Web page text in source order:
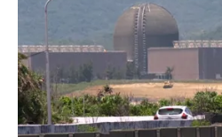
核能趨勢也在變動之中。「
原版於2025年9月在羅馬出版，
歐、美、日、台、南美等多國的
寫。中文摘要版由綠色公民行
方授權主辦，邀請多名學者進
於昨（14）日舉行發表會。綠